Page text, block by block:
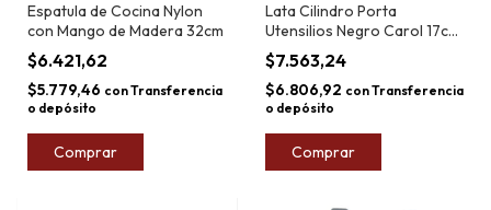
Espatula de Cocina Nylon
con Mango de Madera 32cm
$6.421,62
$5.779,46 conTransferencia
o depósito
Comprar
Lata Cilindro Porta
Utensilios Negro Carol 17cm
x 13cm 1,4L
$7.563,24
$6.806,92 conTransferencia
o depósito
Comprar